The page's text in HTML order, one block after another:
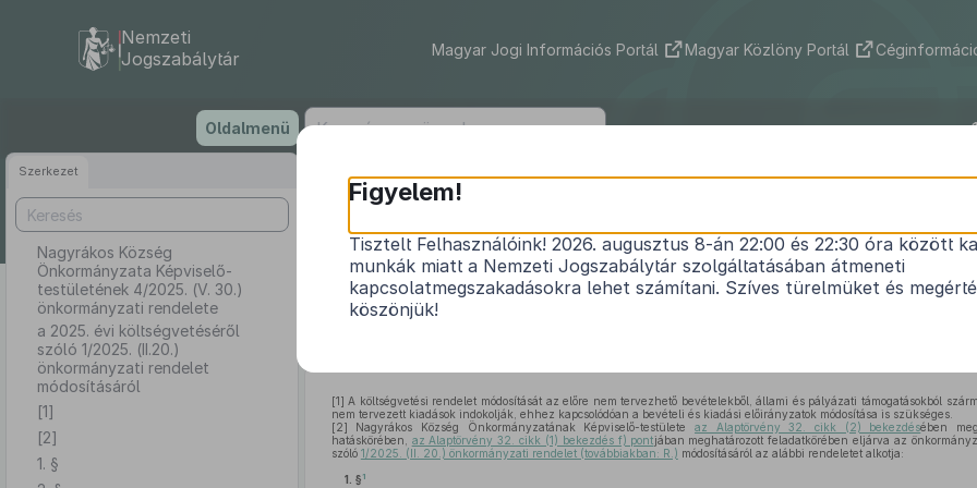
tartalomra
Nemzeti
Jogszabálytár
Magyar Jogi Információs Portál Magyar Közlöny Portál
Oldalmenü
Szerkezet
Nagyrákos Község
Önkormányzata Képviselő-
testületének 4/2025. (V. 30.)
önkormányzati rendelete
a 2025. évi költségvetéséről
szóló 1/2025. (II.20.)
önkormányzati rendelet
módosításáról
[1]
[2]
1. §
Nagyrákos Község Önkormányzata Képviselő-
a 2025. évi költségvetéséről szóló1/2025. (II.20.)
[1] A költségvetési rendelet módosítását az előre nem tervezhető bevételekből, állami és pályázati támogatásokból
nem tervezett kiadások indokolják, ehhez kapcsolódóan a bevételi és kiadási előirányzatok módosítása is szükséges.
[2] Nagyrákos Község Önkormányzatának Képviselő-testületeaz Alaptörvény 32. cikk (2) bekezdésében
hatáskörében, az Alaptörvény 32. cikk (1) bekezdés f) pontjában meghatározott feladatkörében eljárva az
szóló 1/2025. (II. 20.) önkormányzati rendelet (továbbiakban: R.) módosításáról az alábbi rendeletet alkotja:
1. § 1
Figyelem!
Tisztelt Felhasználóink! 2026. augusztus 8-án 22:00 és 22:30 óra között
munkák miatt a Nemzeti Jogszabálytár szolgáltatásában átmeneti
kapcsolatmegszakadásokra lehet számítani. Szíves türelmüket és
köszönjük!